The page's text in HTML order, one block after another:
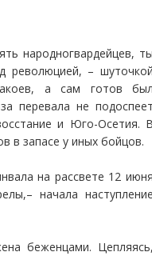
народногвардейцев,
революцией, –
а сам готов
перевала не
и Юго-Осетия.
в запасе у иных бойцов.
на рассвете 12
начала
беженцами.